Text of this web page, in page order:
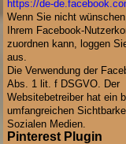
https://de-
Wenn Sie nicht
Ihrem Facebook-
zuordnen kann, loggen
aus.
Die Verwendung der
Abs. 1 lit. f DSGVO. Der
Websitebetreiber hat ein
umfangreichen
Sozialen Medien.
Pinterest Plugin